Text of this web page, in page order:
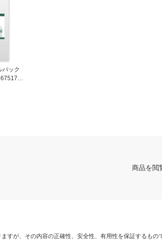
パック
商品を閲
すが、その内容の正確性、安全性、有用性を保証するもの